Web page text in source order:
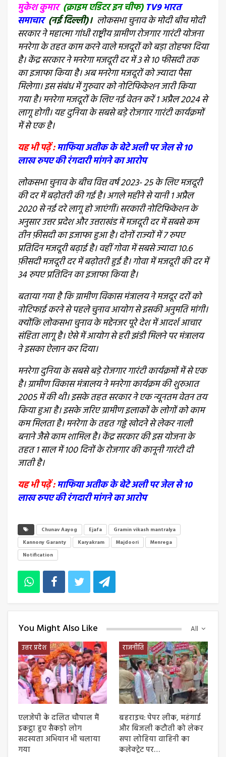
मुकेश कुमार (क्राइम एडिटर इन चीफ)TV9 भारत
समाचार (नई दिल्ली)। लोकसभा चुनाव के मोदी बीच मोदी
सरकार ने महात्मा गांधी राष्ट्रीय ग्रामीण रोजगार गारंटी योजना
मनरेगा के तहत काम करने वाले मजदूरों को बड़ा तोहफा दिया
है। केंद्र सरकार ने मनरेगा मजदूरी दर में 3 से 10 फीसदी तक
का इजाफा किया है। अब मनरेगा मजदूरों को ज्यादा पैसा
मिलेगा। इस संबंध में गुरुवार को नोटिफिकेशन जारी किया
गया है। मनरेगा मजदूरों के लिए नई वेतन करें 1 अप्रैल 2024 से
लागू होगी। यह दुनिया के सबसे बड़े रोजगार गारंटी कार्यक्रमों
में से एक है।
यह भी पढ़ें :माफिया अतीक के बेटे अली पर जेल से 10
लाख रुपए की रंगदारी मांगने का आरोप
लोकसभा चुनाव के बीच वित्त वर्ष 2023- 25 के लिए मजदूरी
की दर में बढ़ोतरी की गई है। अगले महीने से यानी 1 अप्रैल
2020 से नई दरे लागू हो जाएंगीं। सरकारी नोटिफिकेशन के
अनुसार उत्तर प्रदेश और उत्तराखंड में मजदूरी दर में सबसे कम
तीन फ़ीसदी का इजाफा हुआ है। दोनों राज्यों में 7 रुपए
प्रतिदिन मजदूरी बढ़ाई है। वहीं गोवा में सबसे ज्यादा 10.6
फ़ीसदी मजदूरी दर में बढ़ोतरी हुई है। गोवा में मजदूरी की दर में
34 रुपए प्रतिदिन का इजाफा किया है।
बताया गया है कि ग्रामीण विकास मंत्रालय ने मजदूर दरों को
नोटिफाई करने से पहले चुनाव आयोग से इसकी अनुमति मांगी।
क्योंकि लोकसभा चुनाव के मद्देनजर पूरे देश में आदर्श आचार
संहिता लागू है। ऐसे में आयोग से हरी झंडी मिलने पर मंत्रालय
ने इसका ऐलान कर दिया।
मनरेगा दुनिया के सबसे बड़े रोजगार गारंटी कार्यक्रमों में से एक
है। ग्रामीण विकास मंत्रालय ने मनरेगा कार्यक्रम की शुरुआत
2005 में की थी। इसके तहत सरकार ने एक न्यूनतम वेतन तय
किया हुआ है। इसके जरिए ग्रामीण इलाकों के लोगों को काम
कम मिलता है। मनरेगा के तहत गड्ढे खोदने से लेकर नाली
बनाने जैसे काम शामिल है। केंद्र सरकार की इस योजना के
तहत 1 साल में 100 दिनों के रोजगार की कानूनी गारंटी दी
जाती है।
यह भी पढ़ें :माफिया अतीक के बेटे अली पर जेल से 10
लाख रुपए की रंगदारी मांगने का आरोप
Chunav Aayog Ejafa
Gramin vikash mantralya
Kannony Garanty
Karyakram Majdoori
Menrega
Notification
All
You Might Also Like
उत्तर प्रदेश
एलजेपी के दलित चौपाल मैं
इकट्ठा हुए सैकड़ो लोग
सदस्यता अभियान भी चलाया
गया
राजनीति
बहराइच: पेपर लीक, महंगाई
और बिजली कटौती को लेकर
सपा लोहिया वाहिनी का
कलेक्ट्रेट पर…